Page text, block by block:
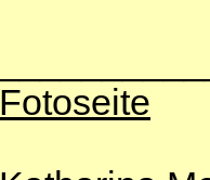
Fotoseite